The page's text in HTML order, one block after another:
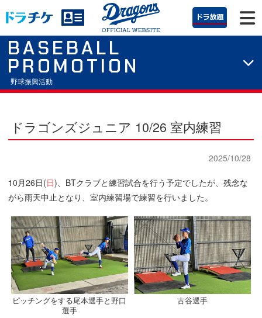
BASEBALL
PROMOTION
野球振興活動
ドラゴンズジュニア 10/26 室内練習
2025/10/28
10月26日(日)、BTクラブと練習試合を行う予定でしたが、残念な
がら雨天中止となり、室内練習場で練習を行いました。
ピッチングをする尾本選手と野口
選手
古谷選手